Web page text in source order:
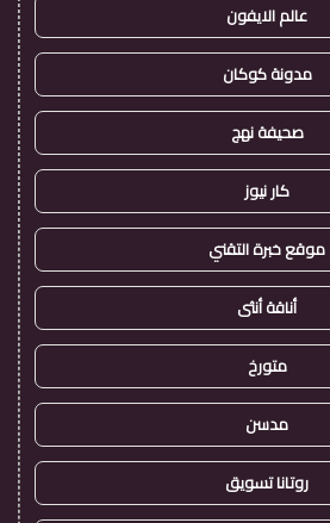
عالم الايفون
مدونة كوكان
صحيفة نهج
كار نيوز
موقع خبرة التقني
أناقة أنثى
متورخ
مدسن
روتانا تسويق